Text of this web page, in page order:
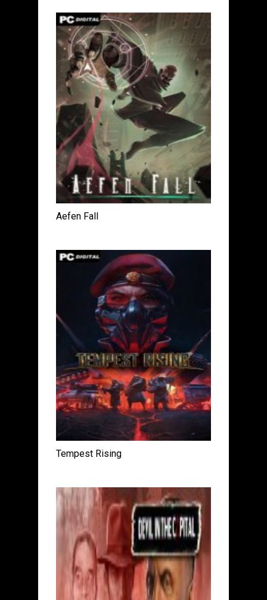
Aefen Fall
Tempest Rising